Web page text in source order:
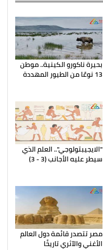
بحيرة ناكورو الكينية.. موطن
13 نوعًا من الطيور المهددة
"الايجيبتولوجي".. العلم الذي
سيطر عليه الأجانب (3 - 3)
مصر تتصدر قائمة دول العالم
الأغني والآثري تاريخًا